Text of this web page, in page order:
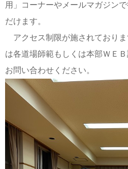
用」コーナーやメールマガジン
だけます。
アクセス制限が施されており
は各道場師範もしくは本部ＷＥ
お問い合わせください。